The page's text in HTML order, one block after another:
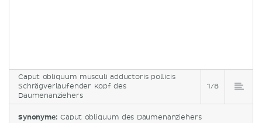
Caput obliquum musculi adductoris pollicis
Schrägverlaufender Kopf des
Daumenanziehers
1/8
Synonyme: Caput obliquum des Daumenanziehers